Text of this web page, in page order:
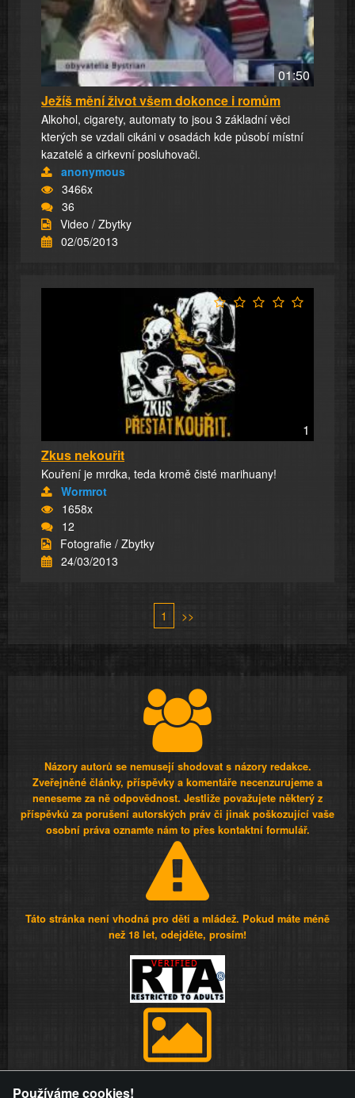
01:50
Ježíš mění život všem dokonce i romům
Alkohol, cigarety, automaty to jsou 3 základní věci
kterých se vzdali cikáni v osadách kde působí místní
kazatelé a cirkevní posluhovači.
anonymous
3466x
36
Video / Zbytky
02/05/2013
1
Zkus nekouřit
Kouření je mrdka, teda kromě čisté marihuany!
Wormrot
1658x
12
Fotografie / Zbytky
24/03/2013
1 >>
Názory autorů se nemusejí shodovat s názory redakce.
Zveřejněné články, příspěvky a komentáře necenzurujeme a
neneseme za ně odpovědnost. Jestliže považujete některý z
příspěvků za porušení autorských práv či jinak poškozující vaše
osobní práva oznamte nám to přes kontaktní formulář.
Táto stránka není vhodná pro děti a mládež. Pokud máte méně
než 18 let, odejděte, prosím!
Používáme cookies!